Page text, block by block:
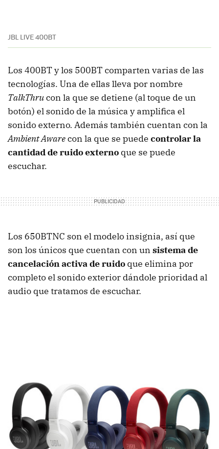
JBL LIVE 400BT
Los 400BT y los 500BT comparten varias de las
tecnologías. Una de ellas lleva por nombre
TalkThrucon la que se detiene (al toque de un
botón) el sonido de la música y amplifica el
sonido externo. Además también cuentan con la
Ambient Awarecon la que se puede controlar la
cantidad de ruido externo que se puede
escuchar.
Los 650BTNC son el modelo insignia, así que
son los únicos que cuentan con un sistema de
cancelación activa de ruido que elimina por
completo el sonido exterior dándole prioridad al
audio que tratamos de escuchar.